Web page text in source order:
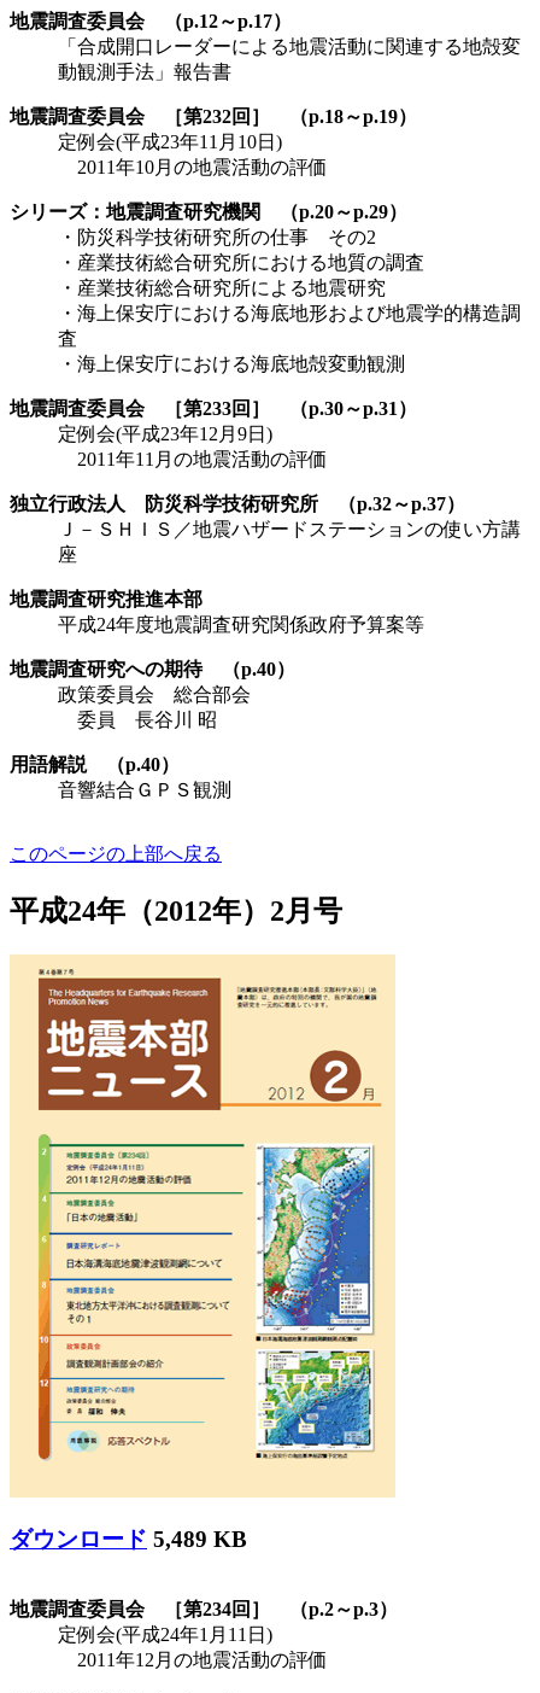
地震調査委員会 （p.12～p.17）
「合成開口レーダーによる地震活動に関連する地殻変
動観測手法」報告書
地震調査委員会 ［第232回］ （p.18～p.19）
定例会(平成23年11月10日)
2011年10月の地震活動の評価
シリーズ：地震調査研究機関 （p.20～p.29）
・防災科学技術研究所の仕事 その2
・産業技術総合研究所における地質の調査
・産業技術総合研究所による地震研究
・海上保安庁における海底地形および地震学的構造調
査
・海上保安庁における海底地殻変動観測
地震調査委員会 ［第233回］ （p.30～p.31）
定例会(平成23年12月9日)
2011年11月の地震活動の評価
独立行政法人 防災科学技術研究所 （p.32～p.37）
Ｊ－ＳＨＩＳ／地震ハザードステーションの使い方講
座
地震調査研究推進本部
平成24年度地震調査研究関係政府予算案等
地震調査研究への期待 （p.40）
政策委員会 総合部会
委員 長谷川 昭
用語解説 （p.40）
音響結合ＧＰＳ観測
このページの上部へ戻る
平成24年（2012年）2月号
ダウンロード 5,489 KB
地震調査委員会 ［第234回］ （p.2～p.3）
定例会(平成24年1月11日)
2011年12月の地震活動の評価